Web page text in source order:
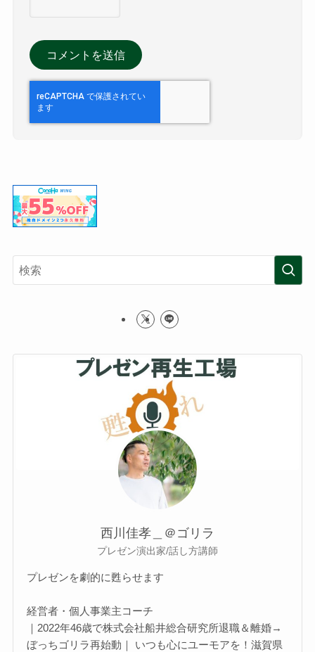
西川佳孝＿＠ゴリラ
プレゼン演出家/話し方講師
プレゼンを劇的に甦らせます
経営者・個人事業主コーチ
｜2022年46歳で株式会社船井総合研究所退職＆離婚→
ぼっちゴリラ再始動｜ いつも心にユーモアを！滋賀県